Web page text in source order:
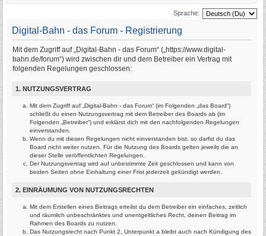
Sprache:
Digital-Bahn - das Forum - Registrierung
Mit dem Zugriff auf „Digital-Bahn - das Forum“ („https://www.digital-
bahn.de/forum“) wird zwischen dir und dem Betreiber ein Vertrag mit
folgenden Regelungen geschlossen:
1. NUTZUNGSVERTRAG
Mit dem Zugriff auf „Digital-Bahn - das Forum“ (im Folgenden „das Board“)
schließt du einen Nutzungsvertrag mit dem Betreiber des Boards ab (im
Folgenden „Betreiber“) und erklärst dich mit den nachfolgenden Regelungen
einverstanden.
Wenn du mit diesen Regelungen nicht einverstanden bist, so darfst du das
Board nicht weiter nutzen. Für die Nutzung des Boards gelten jeweils die an
dieser Stelle veröffentlichten Regelungen.
Der Nutzungsvertrag wird auf unbestimmte Zeit geschlossen und kann von
beiden Seiten ohne Einhaltung einer Frist jederzeit gekündigt werden.
2. EINRÄUMUNG VON NUTZUNGSRECHTEN
Mit dem Erstellen eines Beitrags erteilst du dem Betreiber ein einfaches, zeitlich
und räumlich unbeschränktes und unentgeltliches Recht, deinen Beitrag im
Rahmen des Boards zu nutzen.
Das Nutzungsrecht nach Punkt 2, Unterpunkt a bleibt auch nach Kündigung des